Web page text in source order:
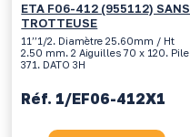
ETA F06-412 (955112) SANS
TROTTEUSE
11’’1/2. Diamètre 25.60mm / Ht
2.50 mm. 2 Aiguilles 70 x 120. Pile
371. DATO 3H
Réf. 1/EF06-412X1